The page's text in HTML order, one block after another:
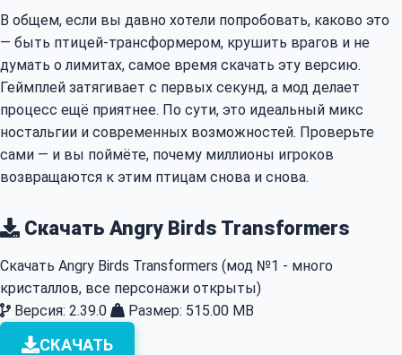
В общем, если вы давно хотели попробовать, каково это
— быть птицей-трансформером, крушить врагов и не
думать о лимитах, самое время скачать эту версию.
Геймплей затягивает с первых секунд, а мод делает
процесс ещё приятнее. По сути, это идеальный микс
ностальгии и современных возможностей. Проверьте
сами — и вы поймёте, почему миллионы игроков
возвращаются к этим птицам снова и снова.
Скачать Angry Birds Transformers
Скачать Angry Birds Transformers (мод №1 - много
кристаллов, все персонажи открыты)
Версия: 2.39.0
Размер: 515.00 MB
СКАЧАТЬ